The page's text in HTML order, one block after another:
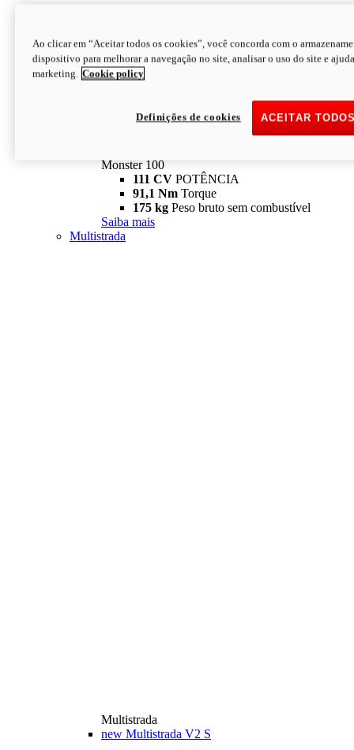
Monster
Monster 100
111 CV POTÊNCIA
91,1 Nm Torque
175 kg Peso bruto sem combustível
Saiba mais
Multistrada
Multistrada
new Multistrada V2 S
Ao clicar em “Aceitar todos os cookies”, você concorda com o
dispositivo para melhorar a navegação no site, analisar o uso do site e
marketing. Cookie policy
ACEITAR
Definições de cookies